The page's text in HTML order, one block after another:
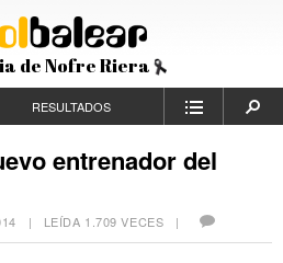
de Nofre Riera
RESULTADOS
entrenador del
| LEÍDA 1.709 VECES |